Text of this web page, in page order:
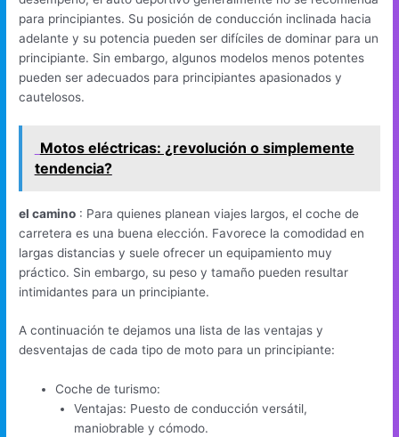
para principiantes. Su posición de conducción inclinada hacia
adelante y su potencia pueden ser difíciles de dominar para un
principiante. Sin embargo, algunos modelos menos potentes
pueden ser adecuados para principiantes apasionados y
cautelosos.
Motos eléctricas: ¿revolución o simplemente
tendencia?
el camino : Para quienes planean viajes largos, el coche de
carretera es una buena elección. Favorece la comodidad en
largas distancias y suele ofrecer un equipamiento muy
práctico. Sin embargo, su peso y tamaño pueden resultar
intimidantes para un principiante.
A continuación te dejamos una lista de las ventajas y
desventajas de cada tipo de moto para un principiante:
Coche de turismo:
Ventajas: Puesto de conducción versátil,
maniobrable y cómodo.